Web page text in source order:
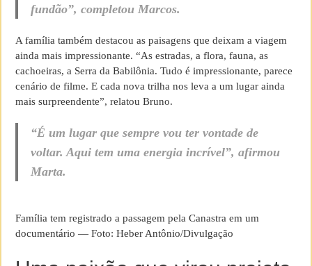
fundão”, completou Marcos.
A família também destacou as paisagens que deixam a viagem
ainda mais impressionante. “As estradas, a flora, fauna, as
cachoeiras, a Serra da Babilônia. Tudo é impressionante, parece
cenário de filme. E cada nova trilha nos leva a um lugar ainda
mais surpreendente”, relatou Bruno.
“É um lugar que sempre vou ter vontade de
voltar. Aqui tem uma energia incrível”, afirmou
Marta.
Família tem registrado a passagem pela Canastra em um
documentário — Foto: Heber Antônio/Divulgação